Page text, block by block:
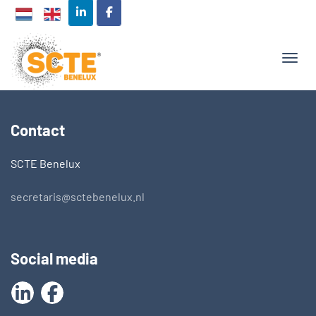
Contact
SCTE Benelux
secretaris@sctebenelux.nl
Social media